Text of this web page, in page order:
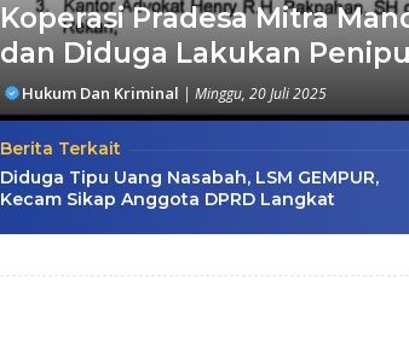
Koperasi Pradesa Mitra
dan Diduga Lakukan
Hukum Dan Kriminal | Minggu, 20 Juli 2025
Berita Terkait
Diduga Tipu Uang Nasabah, LSM GEMPUR,
Kecam Sikap Anggota DPRD Langkat